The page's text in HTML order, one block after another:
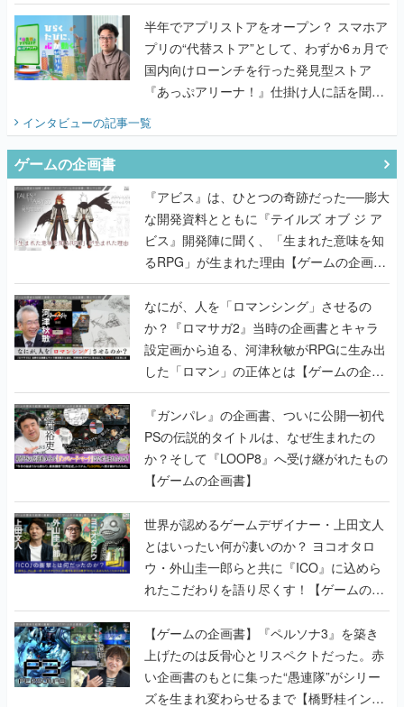
うこだわりをプロデューサーに聞いた
半年でアプリストアをオープン？ スマホア
プリの“代替ストア”として、わずか6ヵ月で
国内向けローンチを行った発見型ストア
『あっぷアリーナ！』仕掛け人に話を聞い
てみた
インタビューの記事一覧
ゲームの企画書
『アビス』は、ひとつの奇跡だった──膨大
な開発資料とともに『テイルズ オブ ジ ア
ビス』開発陣に聞く、「生まれた意味を知
るRPG」が生まれた理由【ゲームの企画
書】
なにが、人を「ロマンシング」させるの
か？『ロマサガ2』当時の企画書とキャラ
設定画から迫る、河津秋敏がRPGに生み出
した「ロマン」の正体とは【ゲームの企画
書】
『ガンパレ』の企画書、ついに公開━初代
PSの伝説的タイトルは、なぜ生まれたの
か？そして『LOOP8』へ受け継がれたもの
【ゲームの企画書】
世界が認めるゲームデザイナー・上田文人
とはいったい何が凄いのか？ ヨコオタロ
ウ・外山圭一郎らと共に『ICO』に込めら
れたこだわりを語り尽くす！【ゲームの企
画書】
【ゲームの企画書】『ペルソナ3』を築き
上げたのは反骨心とリスペクトだった。赤
い企画書のもとに集った“愚連隊”がシリー
ズを生まれ変わらせるまで【橋野桂インタ